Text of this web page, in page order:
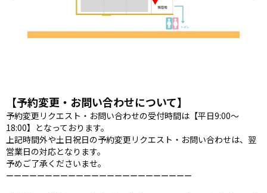
【予約変更・お問い合わせについて】
予約変更リクエスト・お問い合わせの受付時間は【平日9:00～
18:00】となっております。
上記時間外や土日祝日の予約変更リクエスト・お問い合わせは、翌
営業日の対応となります。
予めご了承くださいませ。
ーーーーーーーーーーーーーーーーーーーーーーーー